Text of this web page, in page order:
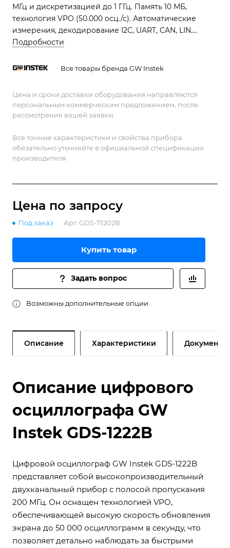
МГц и дискретизацией до 1 ГГц. Память 10 МБ,
технология VPO (50.000 осц./с). Автоматические
измерения, декодирование I2C, UART, CAN, LIN.
Цветной TFT-дисплей 17,8 см, USB.
Подробности
Все товары бренда GW Instek
Цена и сроки доставки оборудования направляются
персональным коммерческим предложением, после
рассмотрения вашей заявки.
Все точные характеристики и свойства прибора
обязательно уточняйте в официальной спецификации
производителя.
Цена по запросу
Под заказ Арт. GDS-71202B
Купить товар
Задать вопрос
Возможны дополнительные опции
Описание Характеристики Документы
Описание цифрового
осциллографа GW
Instek GDS-1222B
Цифровой осциллограф GW Instek GDS-1222B
представляет собой высокопроизводительный
двухканальный прибор с полосой пропускания
200 МГц. Он оснащен технологией VPO,
обеспечивающей высокую скорость обновления
экрана до 50 000 осциллограмм в секунду, что
позволяет детально наблюдать за быстрыми